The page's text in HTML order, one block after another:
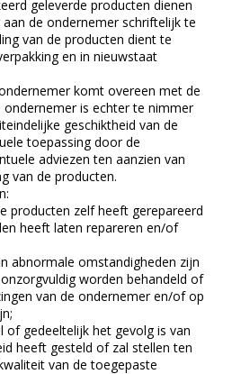
geleverde producten dienen
de ondernemer schriftelijk te
van de producten dient te
en in nieuwstaat
komt overeen met de
is echter te nimmer
geschiktheid van de
toepassing door de
adviezen ten aanzien van
van de producten.
producten zelf heeft gerepareerd
heeft laten repareren en/of
abnormale omstandigheden zijn
worden behandeld of
van de ondernemer en/of op
of gedeeltelijk het gevolg is van
heeft gesteld of zal stellen ten
van de toegepaste